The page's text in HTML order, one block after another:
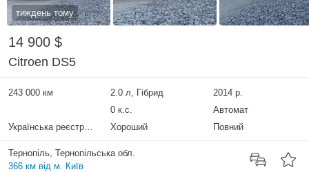
тиждень тому
14 900 $
Citroen DS5
243 000 км 2.0 л, Гібрид
2014 р.
0 к.с.
Автомат
Українська реєстрація
Хороший Повний
Тернопіль, Тернопільська обл.
366 км від м. Київ